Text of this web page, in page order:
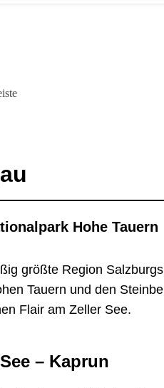
Hohe Tauern
größte Region
Tauern und den
Flair am Zeller See.
– Kaprun